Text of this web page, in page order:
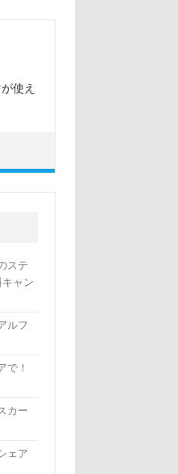
使え
ステ
ャン
ルフ
で！
カー
ェア